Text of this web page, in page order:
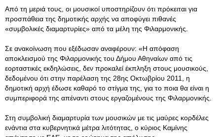
Από τη μεριά τους, οι μουσικοί υποστηρίζουν ότι πρόκειται για
προσπάθεια της δημοτικής αρχής να αποφύγει πιθανές
«συμβολικές διαμαρτυρίες» από τα μέλη της Φιλαρμονικής.
Σε ανακοίνωση που εξέδωσαν αναφέρουν: «Η απόφαση
αποκλεισμού της Φιλαρμονικής του Δήμου Αθηναίων από τις
εορταστικές εκδηλώσεις, δεν προκαλεί έκπληξη στους μουσικούς,
δεδομένου ότι στην παρέλαση της 28ης Οκτωβρίου 2011, η
δημοτική αρχή έδωσε καθαρό το στίγμα της, για το ποια θα είναι η
συμπεριφορά της απέναντι στους εργαζομένους της Φιλαρμονικής.
Στη συμβολική διαμαρτυρία των μουσικών με τις μαύρες κορδέλες
ενάντια στα κυβερνητικά μέτρα λιτότητας, ο κύριος Καμίνης